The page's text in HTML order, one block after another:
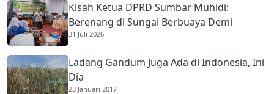
Kisah Ketua DPRD Sumbar Muhidi:
Berenang di Sungai Berbuaya Demi
Membantu Ekonomi Orang Tua
31 Juli 2026
Ladang Gandum Juga Ada di Indonesia, Ini
Dia
23 Januari 2017